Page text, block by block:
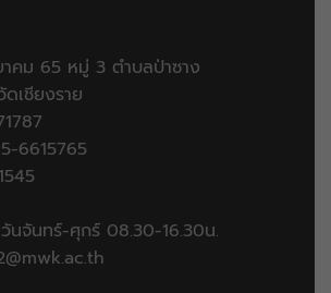
าคม 65 หมู่ 3 ตำบลป่าซาง
เชียงราย
วันจันทร์-ศุกร์ 08.30-16.30น.